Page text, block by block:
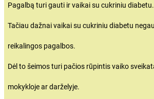
Pagalbą turi gauti ir vaikai su cukriniu diabetu.
Tačiau dažnai vaikai su cukriniu diabetu
reikalingos pagalbos.
Dėl to šeimos turi pačios rūpintis vaiko
mokykloje ar darželyje.